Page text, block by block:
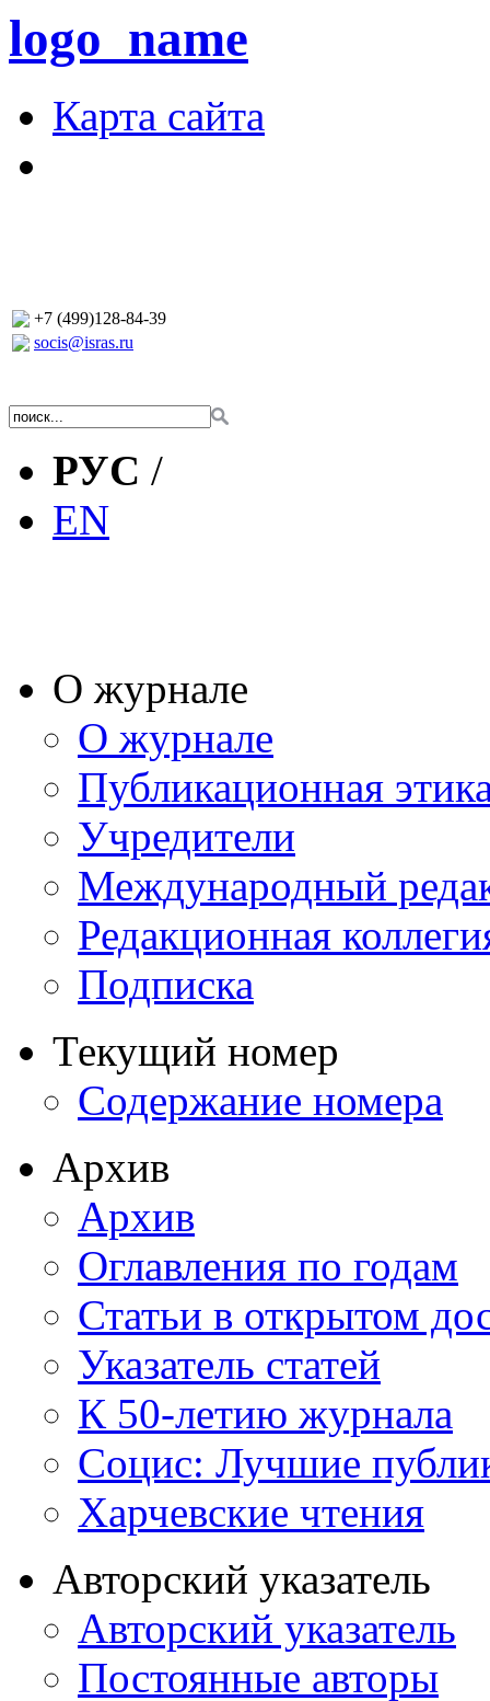
logo_name
Карта сайта
+7 (499)128-84-39
socis@isras.ru
РУС /
EN
О журнале
О журнале
Публикационная
Учредители
Международный
Редакционная
Подписка
Текущий номер
Содержание номера
Архив
Архив
Оглавления по годам
Статьи в открытом
Указатель статей
К 50-летию журнала
Социс: Лучшие
Харчевские чтения
Авторский указатель
Авторский указатель
Постоянные авторы